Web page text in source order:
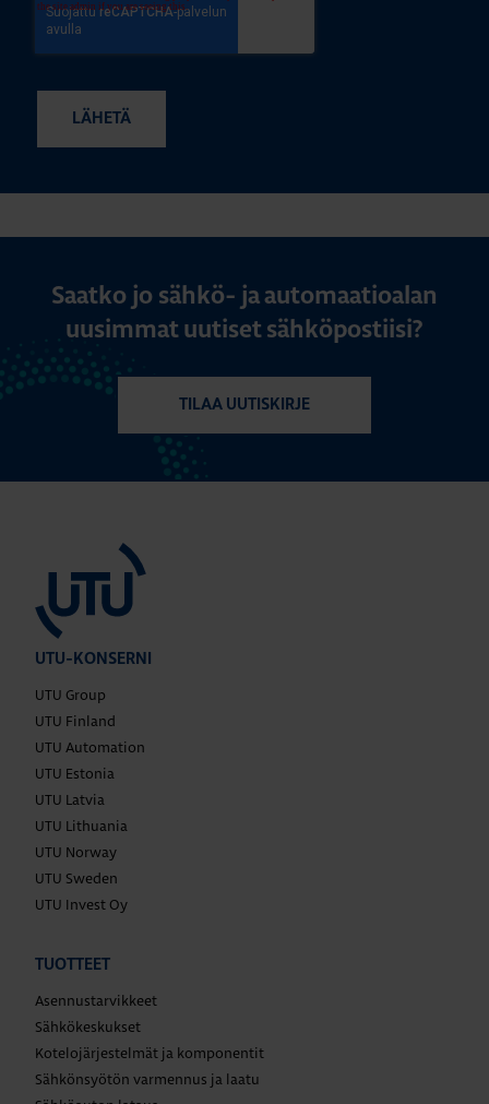
Saatko jo sähkö- ja automaatioalan
uusimmat uutiset sähköpostiisi?
TILAA UUTISKIRJE
UTU-KONSERNI
UTU Group
UTU Finland
UTU Automation
UTU Estonia
UTU Latvia
UTU Lithuania
UTU Norway
UTU Sweden
UTU Invest Oy
TUOTTEET
Asennustarvikkeet
Sähkökeskukset
Kotelojärjestelmät ja komponentit
Sähkönsyötön varmennus ja laatu